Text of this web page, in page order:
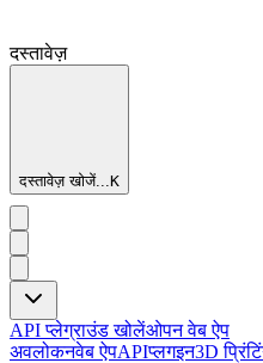
दस्तावेज़
दस्तावेज़ खोजें...K
API प्लेग्राउंड खोलेंओपन वेब ऐप
अवलोकनवेब ऐपAPIप्लगइन3D